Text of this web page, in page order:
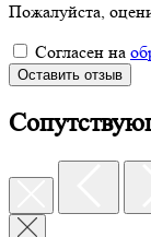
Пожалуйста,
Согласен на
Оставить отзыв